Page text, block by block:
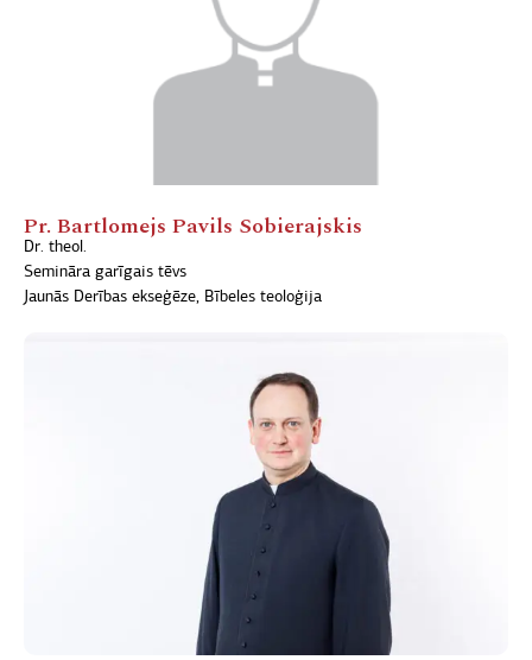
Pr. Bartlomejs Pavils Sobierajskis
Dr. theol.
Semināra garīgais tēvs
Jaunās Derības ekseģēze, Bībeles teoloģija